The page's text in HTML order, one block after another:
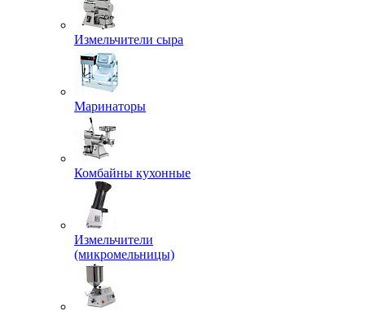
Измельчители сыра
Маринаторы
Комбайны кухонные
Измельчители
(микромельницы)